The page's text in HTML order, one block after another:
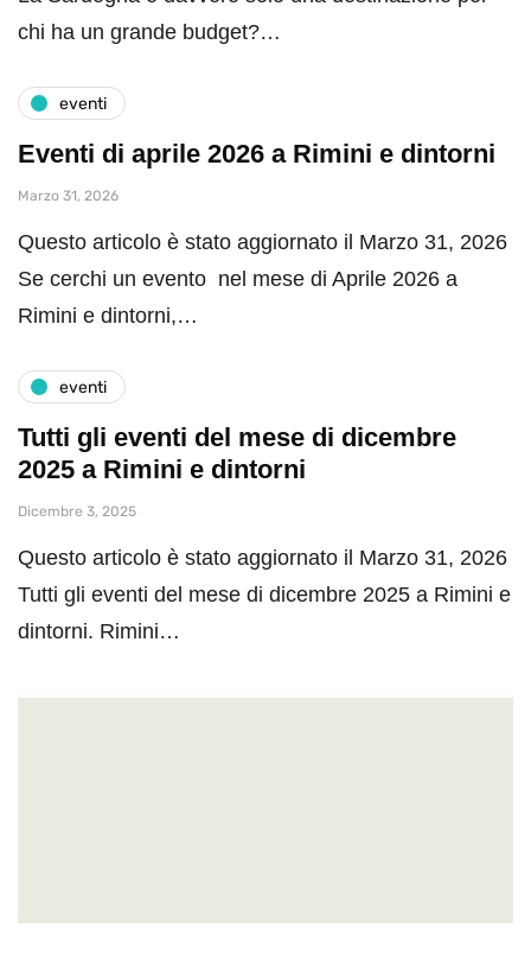
chi ha un grande budget?…
eventi
Eventi di aprile 2026 a Rimini e dintorni
Marzo 31, 2026
Questo articolo è stato aggiornato il Marzo 31, 2026
Se cerchi un evento nel mese di Aprile 2026 a
Rimini e dintorni,…
eventi
Tutti gli eventi del mese di dicembre
2025 a Rimini e dintorni
Dicembre 3, 2025
Questo articolo è stato aggiornato il Marzo 31, 2026
Tutti gli eventi del mese di dicembre 2025 a Rimini e
dintorni. Rimini…